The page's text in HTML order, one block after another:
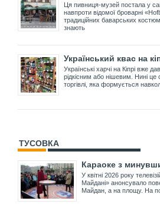
Ця пивниця-музей постала у
навпроти відомої броварні
традиційних баварських
знають
Український квас на
Українські харчі на Кіпрі вже
рідкісним або нішевим. Нині це
торгівлі, яка формується
ТУСОВКА
Караоке з
У квітні 2026 року
Майдані» анонсувало
Майдан, а на площу. На